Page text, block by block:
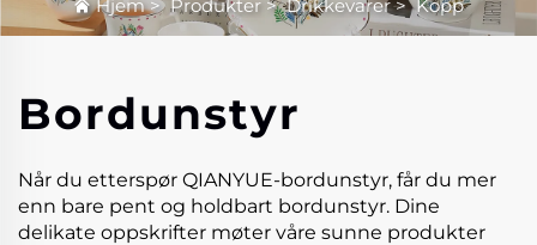
Hjem> Produkter >Drikkevarer>Kopp
Bordunstyr
Når du etterspør QIANYUE-bordunstyr, får du mer
enn bare pent og holdbart bordunstyr. Dine
delikate oppskrifter møter våre sunne produkter